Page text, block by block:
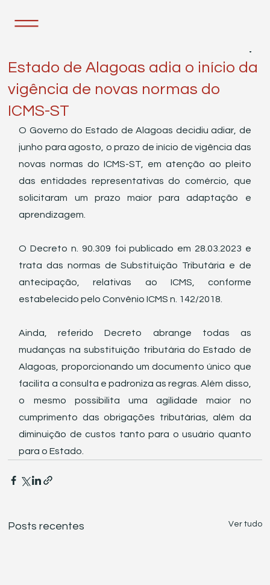
Estado de Alagoas adia o início da
vigência de novas normas do
ICMS-ST
O Governo do Estado de Alagoas decidiu adiar, de
junho para agosto, o prazo de início de vigência das
novas normas do ICMS-ST, em atenção ao pleito
das entidades representativas do comércio, que
solicitaram um prazo maior para adaptação e
aprendizagem.
O Decreto n. 90.309 foi publicado em 28.03.2023 e
trata das normas de Substituição Tributária e de
antecipação, relativas ao ICMS, conforme
estabelecido pelo Convênio ICMS n. 142/2018.
Ainda, referido Decreto abrange todas as
mudanças na substituição tributária do Estado de
Alagoas, proporcionando um documento único que
facilita a consulta e padroniza as regras. Além disso,
o mesmo possibilita uma agilidade maior no
cumprimento das obrigações tributárias, além da
diminuição de custos tanto para o usuário quanto
para o Estado.
Posts recentes Ver tudo